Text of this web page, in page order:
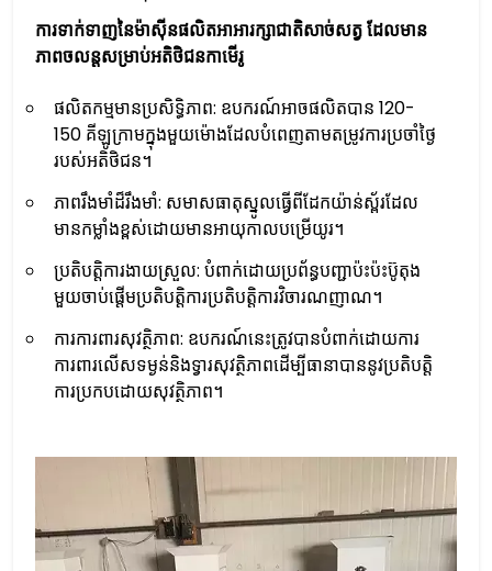
ការទាក់ទាញនៃម៉ាស៊ីនផលិតអាអារក្សាជាតិសាច់សត្វ ដែលមាន
ភាពចលន្តសម្រាប់អតិថិជនកាមើរូ
ផលិតកម្មមានប្រសិទ្ធិភាព: ឧបករណ៍អាចផលិតបាន 120-
150 គីឡូក្រាមក្នុងមួយម៉ោងដែលបំពេញតាមតម្រូវការប្រចាំថ្ងៃ
របស់អតិថិជន។
ភាពរឹងមាំដ៏រឹងមាំ: សមាសធាតុស្នូលធ្វើពីដែកយ៉ាន់ស្ព័រដែល
មានកម្លាំងខ្ពស់ដោយមានអាយុកាលបម្រើយូរ។
ប្រតិបត្ដិការងាយស្រួល: បំពាក់ដោយប្រព័ន្ធបញ្ជាប៉ះប៉ះប៊ូតុង
មួយចាប់ផ្តើមប្រតិបត្តិការប្រតិបត្ដិការវិចារណញាណ។
ការការពារសុវត្ថិភាព: ឧបករណ៍នេះត្រូវបានបំពាក់ដោយការ
ការពារលើសទម្ងន់និងទ្វារសុវត្ថិភាពដើម្បីធានាបាននូវប្រតិបត្តិ
ការប្រកបដោយសុវត្ថិភាព។